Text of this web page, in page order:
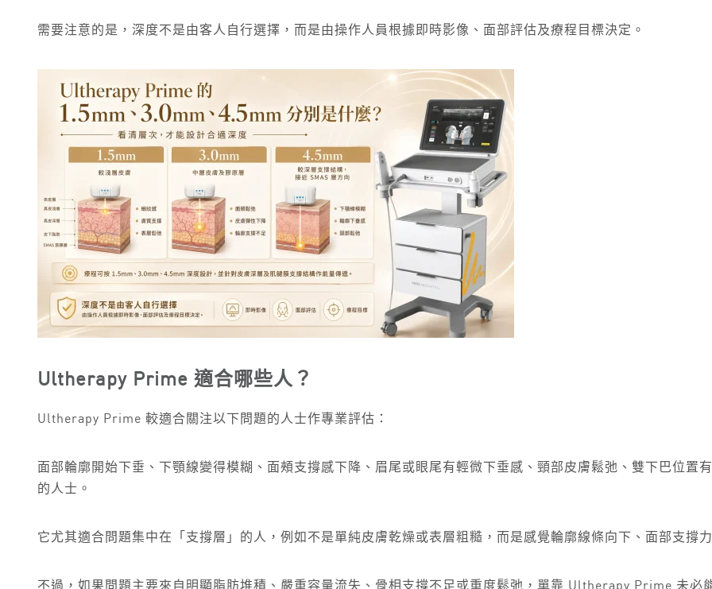
需要注意的是，深度不是由客人自行選擇，而是由操作人員根據即時影像、面部評估及療程目標決定。
Ultherapy Prime 適合哪些人？
Ultherapy Prime 較適合關注以下問題的人士作專業評估：
面部輪廓開始下垂、下顎線變得模糊、面頰支撐感下降、眉尾或眼尾有輕微下垂感、頸部皮膚鬆弛、雙下巴位置
的人士。
它尤其適合問題集中在「支撐層」的人，例如不是單純皮膚乾燥或表層粗糙，而是感覺輪廓線條向下、面部支撐